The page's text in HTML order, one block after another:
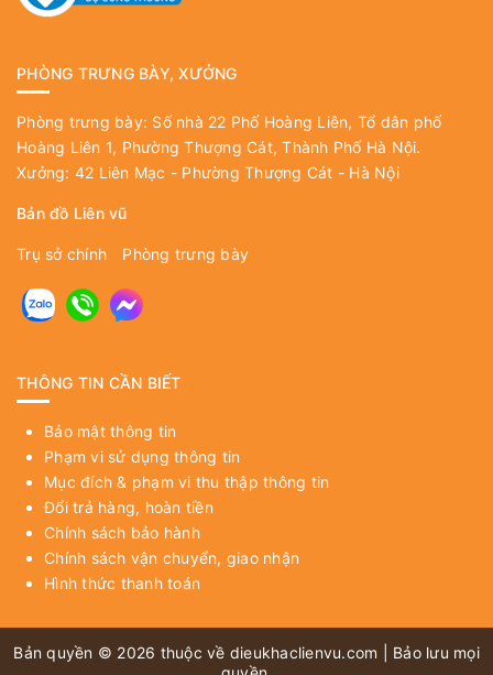
PHÒNG TRƯNG BÀY, XƯỞNG
Phòng trưng bày: Số nhà 22 Phố Hoàng Liên, Tổ dân phố
Hoàng Liên 1, Phường Thượng Cát, Thành Phố Hà Nội.
Xưởng: 42 Liên Mạc - Phường Thượng Cát - Hà Nội
Bản đồ Liên vũ
Trụ sở chính Phòng trưng bày
THÔNG TIN CẦN BIẾT
Bảo mật thông tin
Phạm vi sử dụng thông tin
Mục đích & phạm vi thu thập thông tin
Đổi trả hàng, hoàn tiền
Chính sách bảo hành
Chính sách vận chuyển, giao nhận
Hình thức thanh toán
Bản quyền © 2026 thuộc về dieukhaclienvu.com | Bảo lưu mọi